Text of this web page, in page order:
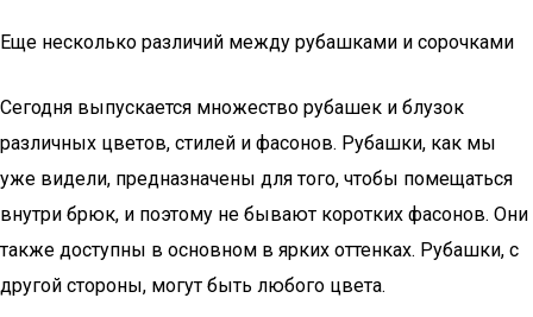
Еще несколько различий между рубашками и сорочками
Сегодня выпускается множество рубашек и блузок
различных цветов, стилей и фасонов. Рубашки, как мы
уже видели, предназначены для того, чтобы помещаться
внутри брюк, и поэтому не бывают коротких фасонов. Они
также доступны в основном в ярких оттенках. Рубашки, с
другой стороны, могут быть любого цвета.